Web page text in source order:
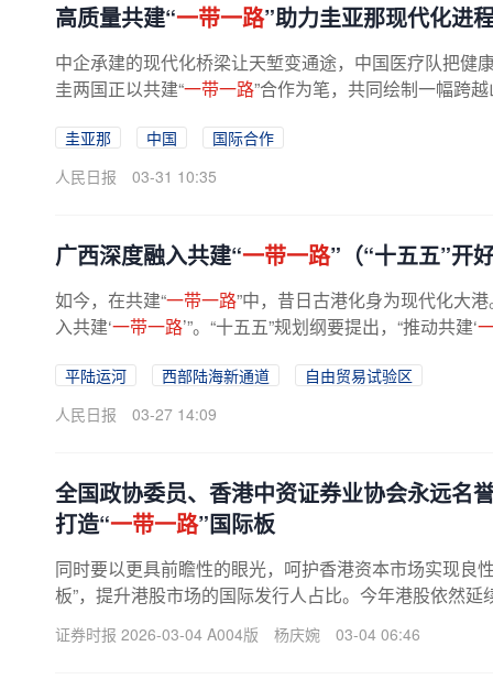
高质量共建“一带一路”助力圭亚那现代化进
中企承建的现代化桥梁让天堑变通途，中国医疗队把
圭两国正以共建“一带一路”合作为笔，共同绘制一幅跨
圭亚那 中国
国际合作
人民日报
03-31 10:35
广西深度融入共建“一带一路”（“十五五”开
如今，在共建“一带一路”中，昔日古港化身为现代化大
入共建‘一带一路’”。“十五五”规划纲要提出，“推动共建‘
平陆运河 西部陆海新通道
自由贸易试验区
人民日报
03-27 14:09
全国政协委员、香港中资证券业协会永远名
打造“一带一路”国际板
同时要以更具前瞻性的眼光，呵护香港资本市场实现良
板”，提升港股市场的国际发行人占比。今年港股依然
出应重视市场热度下潜藏的问题...
证券时报 2026-03-04 A004版 杨庆婉 03-04 06:46